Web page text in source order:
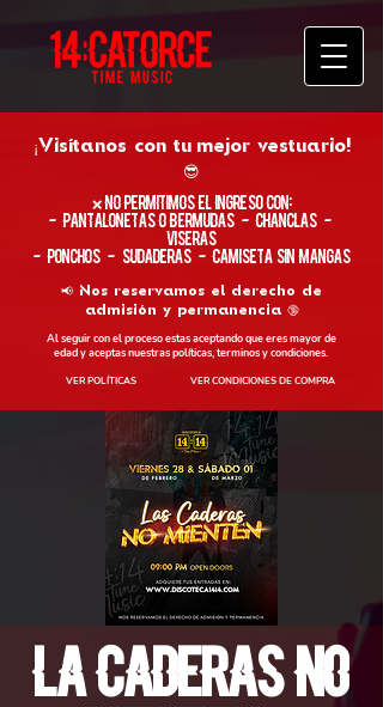
¡Visítanos con tu mejor vestuario!
😎
​❌ No permitimos el ingreso con:
- Pantalonetas o Bermudas - Chanclas -
Viseras
- Ponchos - Sudaderas - Camiseta sin Mangas
📢 Nos reservamos el derecho de
admisión y permanencia 🔞
Al seguir con el proceso estas aceptando que eres mayor de
edad y aceptas nuestras políticas, terminos y condiciones.
VER POLÍTICAS VER CONDICIONES DE COMPRA
La Caderas no